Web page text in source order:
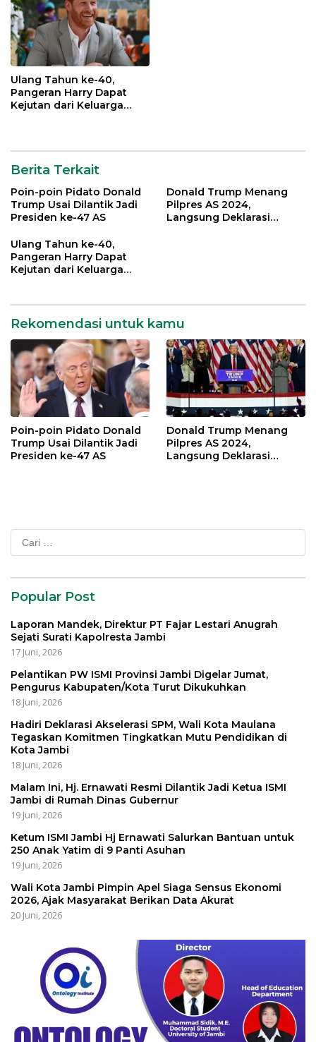
Ulang Tahun ke-40,
Pangeran Harry Dapat
Kejutan dari Keluarga
Berita Terkait
Poin-poin Pidato Donald
Trump Usai Dilantik Jadi
Presiden ke-47 AS
Donald Trump Menang
Pilpres AS 2024,
Langsung Deklarasi
Ulang Tahun ke-40,
Pangeran Harry Dapat
Kejutan dari Keluarga
Rekomendasi untuk kamu
Poin-poin Pidato Donald
Trump Usai Dilantik Jadi
Presiden ke-47 AS
Donald Trump Menang
Pilpres AS 2024,
Langsung Deklarasi
Cari
untuk:
Popular Post
Laporan Mandek, Direktur PT Fajar Lestari Anugrah
Sejati Surati Kapolresta Jambi
17 Juni, 2026
Pelantikan PW ISMI Provinsi Jambi Digelar Jumat,
Pengurus Kabupaten/Kota Turut Dikukuhkan
18 Juni, 2026
Hadiri Deklarasi Akselerasi SPM, Wali Kota Maulana
Tegaskan Komitmen Tingkatkan Mutu Pendidikan di
Kota Jambi
18 Juni, 2026
Malam Ini, Hj. Ernawati Resmi Dilantik Jadi Ketua ISMI
Jambi di Rumah Dinas Gubernur
19 Juni, 2026
Ketum ISMI Jambi Hj Ernawati Salurkan Bantuan untuk
250 Anak Yatim di 9 Panti Asuhan
19 Juni, 2026
Wali Kota Jambi Pimpin Apel Siaga Sensus Ekonomi
2026, Ajak Masyarakat Berikan Data Akurat
20 Juni, 2026